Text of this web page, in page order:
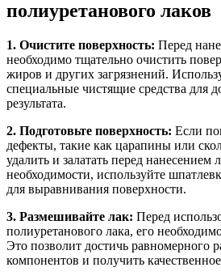
полиуретанового лаков
1. Очистите поверхность: Перед
необходимо тщательно очистить
жиров и других загрязнений.
специальные чистящие средства для
результата.
2. Подготовьте поверхность: Если
дефекты, такие как царапины или
удалить и залатать перед нанесением
необходимости, используйте
для выравнивания поверхности.
3. Размешивайте лак: Перед
полиуретанового лака, его
Это позволит достичь равномерного
компонентов и получить